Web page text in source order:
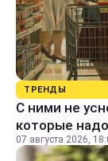
ТРЕНДЫ
С ними не
которые
07 августа 2026,